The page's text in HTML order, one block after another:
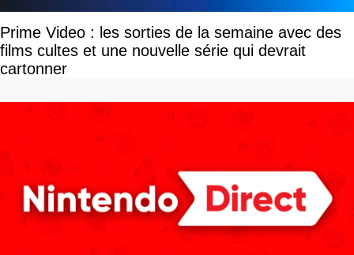
Prime Video : les sorties de la semaine avec des
films cultes et une nouvelle série qui devrait
cartonner